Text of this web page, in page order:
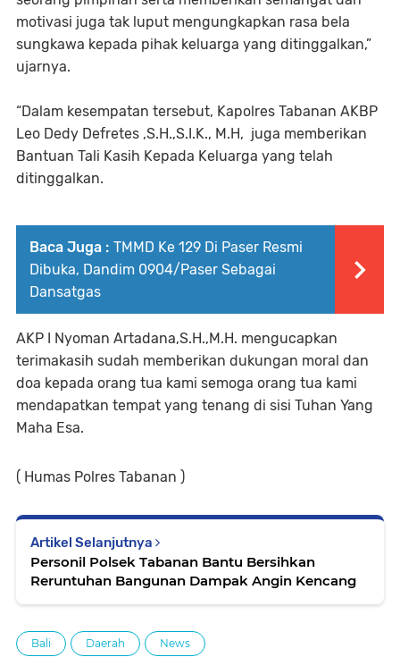
motivasi juga tak luput mengungkapkan rasa bela
sungkawa kepada pihak keluarga yang ditinggalkan,”
ujarnya.
“Dalam kesempatan tersebut, Kapolres Tabanan AKBP
Leo Dedy Defretes ,S.H.,S.I.K., M.H, juga memberikan
Bantuan Tali Kasih Kepada Keluarga yang telah
ditinggalkan.
Baca Juga : TMMD Ke 129 Di Paser Resmi
Dibuka, Dandim 0904/Paser Sebagai
Dansatgas
AKP I Nyoman Artadana,S.H.,M.H. mengucapkan
terimakasih sudah memberikan dukungan moral dan
doa kepada orang tua kami semoga orang tua kami
mendapatkan tempat yang tenang di sisi Tuhan Yang
Maha Esa.
( Humas Polres Tabanan )
Artikel Selanjutnya
Personil Polsek Tabanan Bantu Bersihkan
Reruntuhan Bangunan Dampak Angin Kencang
Bali Daerah News